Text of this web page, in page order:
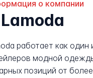
о компании
работает как
модной
позиций от